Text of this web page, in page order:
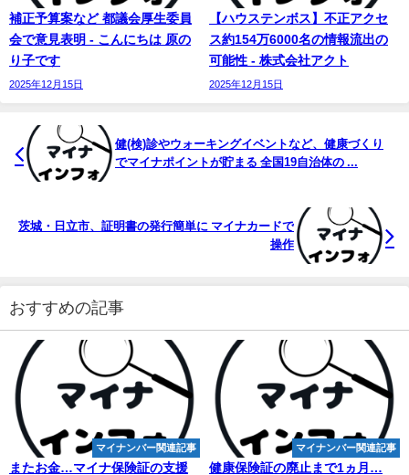
補正予算案など 都議会厚生委員
会で意見表明 - こんにちは 原の
り子です
2025年12月15日
【ハウステンボス】不正アクセ
ス約154万6000名の情報流出の
可能性 - 株式会社アクト
2025年12月15日
健(検)診やウォーキングイベントなど、健康づくり
でマイナポイントが貯まる 全国19自治体の ...
茨城・日立市、証明書の発行簡単に マイナカードで
操作
おすすめの記事
マイナンバー関連記事
またお金…マイナ保険証の支援
マイナンバー関連記事
健康保険証の廃止まで1ヵ月…